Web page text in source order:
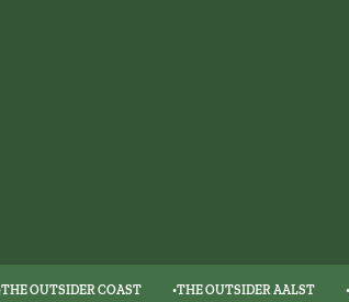
THE OUTSIDER COAST THE OUTSIDER AALST